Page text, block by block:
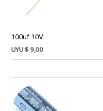
100uf 10V
UYU$9,00